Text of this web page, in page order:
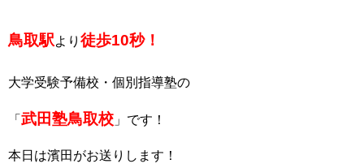
鳥取駅より 徒歩10秒！
大学受験予備校・個別指導塾の
「 武田塾鳥取校 」です！
本日は濱田がお送りします！